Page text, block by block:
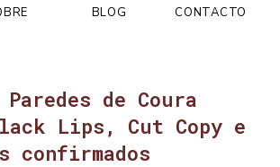
BLOG CONTACTO
Paredes de Coura
Lips, Cut Copy e
confirmados